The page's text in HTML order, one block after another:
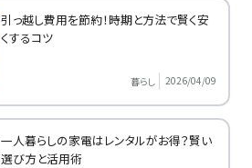
引っ越し費用を節約！時期と方法で賢く安
くするコツ
暮らし 2026/04/09
一人暮らしの家電はレンタルがお得？賢い
選び方と活用術